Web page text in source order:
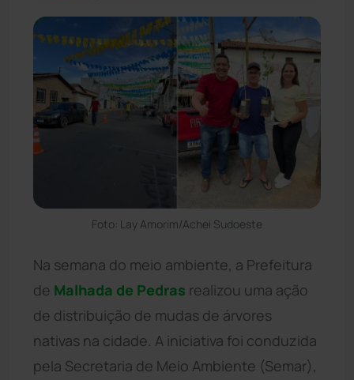
Foto: Lay Amorim/Achei Sudoeste
Na semana do meio ambiente, a Prefeitura
de Malhada de Pedras realizou uma ação
de distribuição de mudas de árvores
nativas na cidade. A iniciativa foi conduzida
pela Secretaria de Meio Ambiente (Semar),